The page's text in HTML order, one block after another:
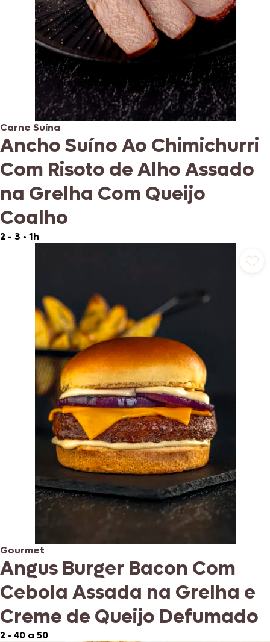
Carne Suína
Ancho Suíno Ao Chimichurri
Com Risoto de Alho Assado
na Grelha Com Queijo
Coalho
2 - 3 • 1h
Gourmet
Angus Burger Bacon Com
Cebola Assada na Grelha e
Creme de Queijo Defumado
2 • 40 a 50